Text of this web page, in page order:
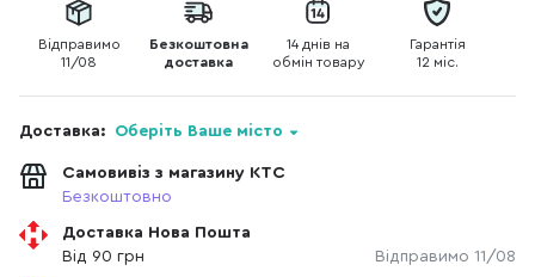
Відправимо
11/08
Безкоштовна
доставка
14 днів на
обмін товару
Гарантія
12 міс.
Доставка: Оберіть Ваше місто
Самовивіз з магазину КТС
Безкоштовно
Доставка Нова Пошта
Від 90 грн
Відправимо 11/08